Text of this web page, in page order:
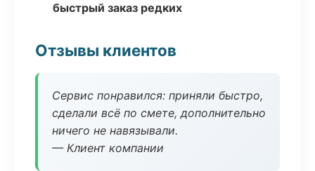
быстрый заказ редких
Отзывы клиентов
Сервис понравился: приняли быстро,
сделали всё по смете, дополнительно
ничего не навязывали.
— Клиент компании